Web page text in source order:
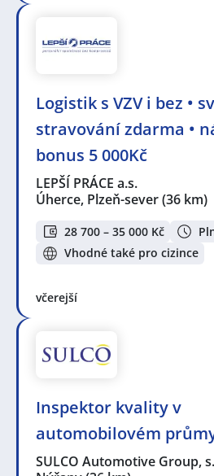
Logistik s VZV i bez •
stravování zdarma •
bonus 5 000Kč
LEPŠÍ PRÁCE a.s.
Úherce, Plzeň-sever(36 km)
28 700 – 35 000 Kč
Vhodné také pro cizince
včerejší
Inspektor kvality v
automobilovém
SULCO Automotive Group,